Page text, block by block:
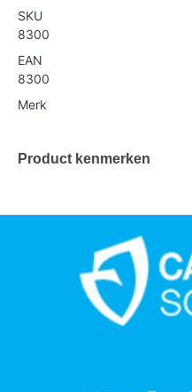
SKU
8300
EAN
8300
Merk
Product kenmerken